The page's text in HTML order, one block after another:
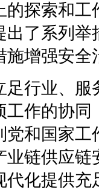
的探索和
出了系列
施增强安全
足行业、
工作的协
党和国家
业链供应
代化提供充